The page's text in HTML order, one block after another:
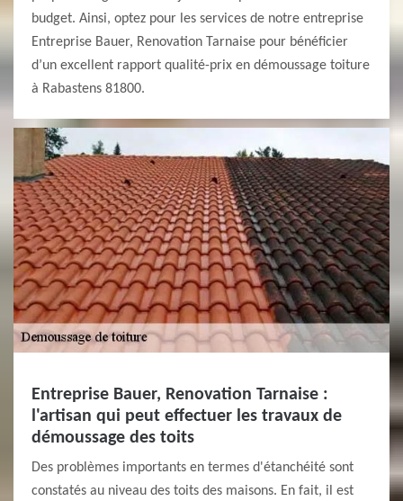
budget. Ainsi, optez pour les services de notre entreprise
Entreprise Bauer, Renovation Tarnaise pour bénéficier
d’un excellent rapport qualité-prix en démoussage toiture
à Rabastens 81800.
Entreprise Bauer, Renovation Tarnaise :
l'artisan qui peut effectuer les travaux de
démoussage des toits
Des problèmes importants en termes d'étanchéité sont
constatés au niveau des toits des maisons. En fait, il est